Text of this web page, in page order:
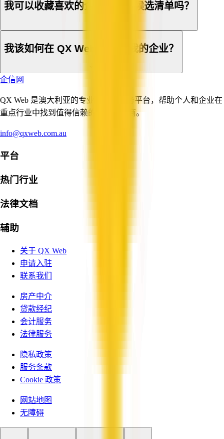
我可以收藏喜欢的企业或创建候选清单吗？
我该如何在 QX Web 上登记我的企业？
企信网
QX Web 是澳大利亚的专业与商业服务平台，帮助个人和企业在
重点行业中找到值得信赖的服务提供商。
info@qxweb.com.au
平台
热门行业
法律文档
辅助
关于 QX Web
申请入驻
联系我们
房产中介
贷款经纪
会计服务
法律服务
隐私政策
服务条款
Cookie 政策
网站地图
无障碍